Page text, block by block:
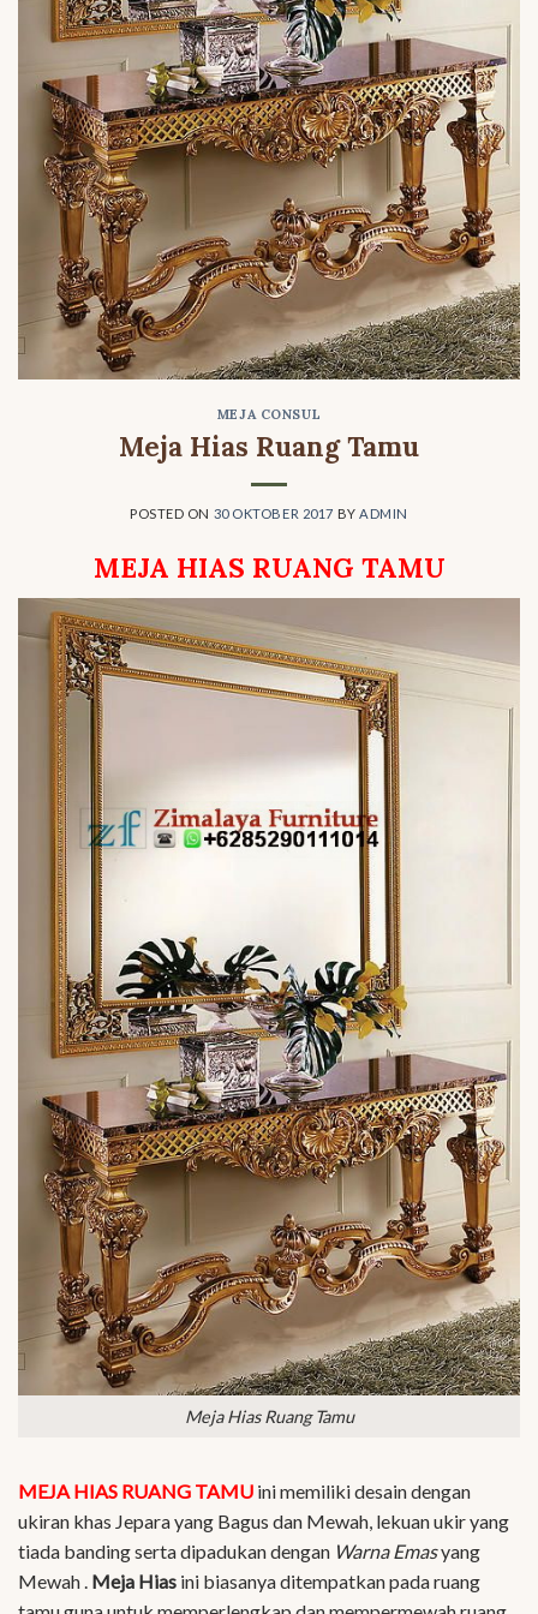
MEJA CONSUL
Meja Hias Ruang Tamu
POSTED ON 30 OKTOBER 2017 BYADMIN
MEJA HIAS RUANG TAMU
Meja Hias Ruang Tamu
MEJA HIAS RUANG TAMU ini memiliki desain dengan
ukiran khas Jepara yang Bagus dan Mewah, lekuan ukir yang
tiada banding serta dipadukan dengan Warna Emasyang
Mewah . Meja Hias ini biasanya ditempatkan pada ruang